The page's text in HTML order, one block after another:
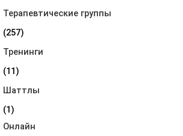
Терапевтические группы
(257)
Тренинги
(11)
Шаттлы
(1)
Онлайн